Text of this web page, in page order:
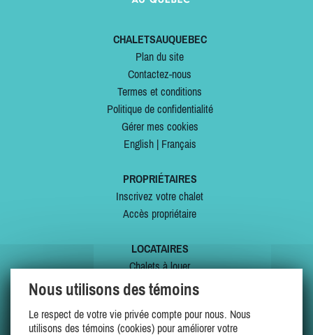
CHALETSAUQUEBEC
Plan du site
Contactez-nous
Termes et conditions
Politique de confidentialité
Gérer mes cookies
English| Français
PROPRIÉTAIRES
Inscrivez votre chalet
Accès propriétaire
LOCATAIRES
Chalets à louer
Chalets à vendre
Offres spéciales
Nous utilisons des témoins
Le respect de votre vie privée compte pour nous. Nous
utilisons des témoins (cookies) pour améliorer votre